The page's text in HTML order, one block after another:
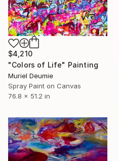
$4,210
"Colors of Life" Painting
Muriel Deumie
Spray Paint on Canvas
76.8 x 51.2 in